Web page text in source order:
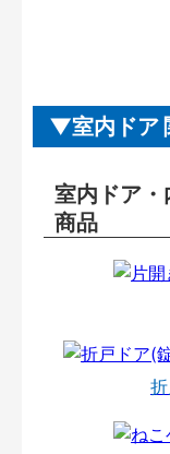
室内ドア
室内ドア
商品